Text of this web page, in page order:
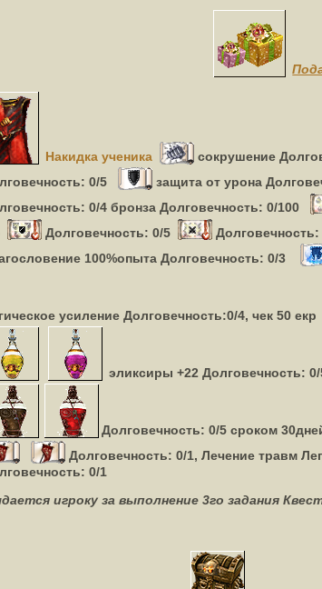
Накидка ученика сокрушение
0/5
защита от урона
0/4 бронза Долговечность: 0/100
Долговечность: 0/5 Долговечность:
100%опыта Долговечность: 0/3
усиление Долговечность:0/4, чек 50
эликсиры +22 Долговечность: 0/
Долговечность: 0/5 сроком
Долговечность: 0/1, Лечение травм
0/1
игроку за выполнение 3го задания